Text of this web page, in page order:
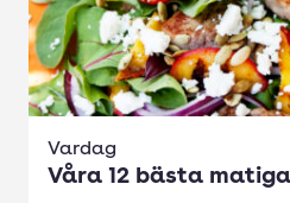
Vardag
Våra 12 bästa